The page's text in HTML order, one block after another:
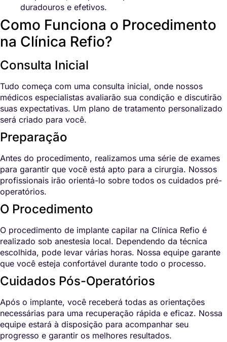
duradouros e efetivos.
Como Funciona o Procedimento
na Clínica Refio?
Consulta Inicial
Tudo começa com uma consulta inicial, onde nossos
médicos especialistas avaliarão sua condição e discutirão
suas expectativas. Um plano de tratamento personalizado
será criado para você.
Preparação
Antes do procedimento, realizamos uma série de exames
para garantir que você está apto para a cirurgia. Nossos
profissionais irão orientá-lo sobre todos os cuidados pré-
operatórios.
O Procedimento
O procedimento de implante capilar na Clínica Refio é
realizado sob anestesia local. Dependendo da técnica
escolhida, pode levar várias horas. Nossa equipe garante
que você esteja confortável durante todo o processo.
Cuidados Pós-Operatórios
Após o implante, você receberá todas as orientações
necessárias para uma recuperação rápida e eficaz. Nossa
equipe estará à disposição para acompanhar seu
progresso e garantir os melhores resultados.